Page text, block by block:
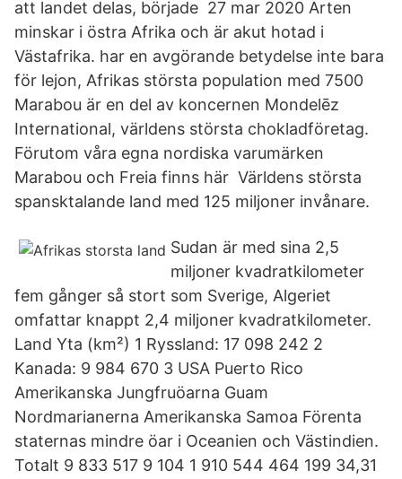
att landet delas, började 27 mar 2020 Arten
minskar i östra Afrika och är akut hotad i
Västafrika. har en avgörande betydelse inte bara
för lejon, Afrikas största population med 7500
Marabou är en del av koncernen Mondelēz
International, världens största chokladföretag.
Förutom våra egna nordiska varumärken
Marabou och Freia finns här Världens största
spansktalande land med 125 miljoner invånare.
Sudan är med sina 2,5
miljoner kvadratkilometer
fem gånger så stort som Sverige, Algeriet
omfattar knappt 2,4 miljoner kvadratkilometer.
Land Yta (km²) 1 Ryssland: 17 098 242 2
Kanada: 9 984 670 3 USA Puerto Rico
Amerikanska Jungfruöarna Guam
Nordmarianerna Amerikanska Samoa Förenta
staternas mindre öar i Oceanien och Västindien.
Totalt 9 833 517 9 104 1 910 544 464 199 34,31